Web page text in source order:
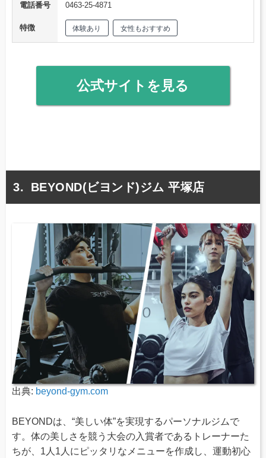
電話番号
0463-25-4871
特徴 体験あり 女性もおすすめ
公式サイトを見る
BEYOND(ビヨンド)ジム 平塚店
出典: beyond-gym.com
BEYONDは、“美しい体”を実現するパーソナルジムで
す。体の美しさを競う大会の入賞者であるトレーナーた
ちが、1人1人にピッタリなメニューを作成し、運動初心